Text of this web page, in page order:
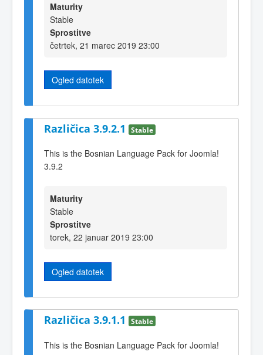
Maturity
Stable
Sprostitve
četrtek, 21 marec 2019 23:00
Ogled datotek
Različica 3.9.2.1 Stable
This is the Bosnian Language Pack for Joomla!
3.9.2
Maturity
Stable
Sprostitve
torek, 22 januar 2019 23:00
Ogled datotek
Različica 3.9.1.1 Stable
This is the Bosnian Language Pack for Joomla!